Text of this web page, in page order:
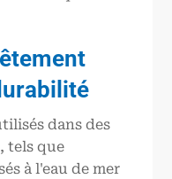
dans des
tels que
à l'eau de mer